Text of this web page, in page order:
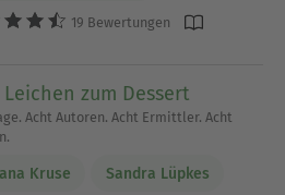
19 Bewertungen
zum Dessert
Acht Autoren. Acht Ermittler. Acht
Kruse Sandra Lüpkes